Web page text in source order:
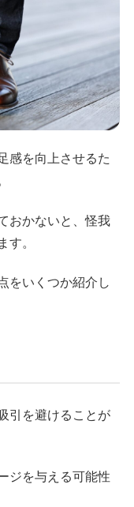
感を向上させるた
おかないと、怪我
す。
をいくつか紹介し
引を避けることが
ジを与える可能性